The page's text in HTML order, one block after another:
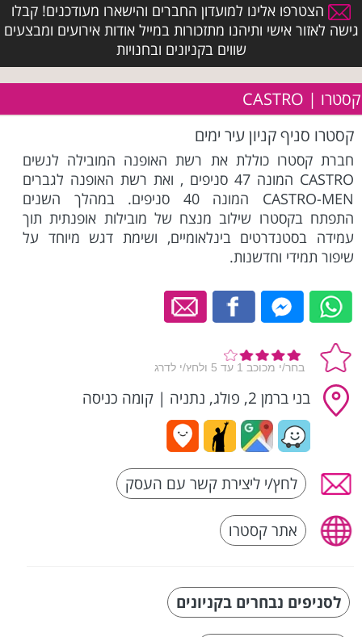
הצטרפו אלינו למועדון החברים והישארו מעודכנים! קבלו
גישה לאזור אישי ותיהנו מתזכורות במייל אודות אירועים ומבצעים
שווים בקניונים ובחנויות
קסטרו | CASTRO
קסטרו סניף קניון עיר ימים
חברת קסטרו כוללת את רשת האופנה המובילה לנשים
CASTRO המונה 47 סניפים , ואת רשת האופנה לגברים
CASTRO-MEN המונה 40 סניפים. במהלך השנים
התפתח בקסטרו שילוב מנצח של מובילות אופנתית תוך
עמידה בסטנדרטים בינלאומיים, ושימת דגש מיוחד על
שיפור תמידי וחדשנות.
בני ברמן 2, פולג, נתניה | קומה כניסה
לחץ/י ליצירת קשר עם העסק
אתר קסטרו
לסניפים נבחרים בקניונים